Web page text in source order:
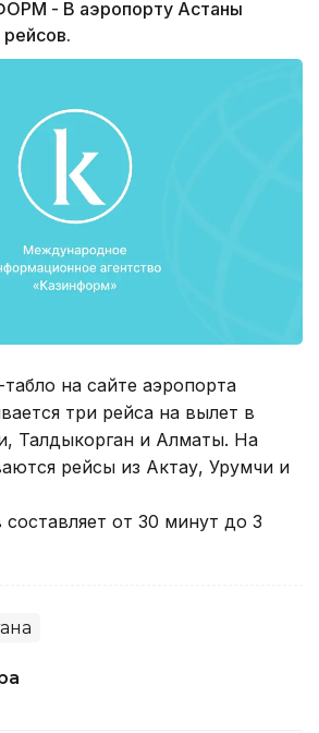
- В аэропорту Астаны
на сайте аэропорта
три рейса на вылет в
Талдыкорган и Алматы. На
рейсы из Актау, Урумчи и
от 30 минут до 3